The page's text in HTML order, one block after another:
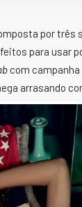
por
para usar
com
arrasando